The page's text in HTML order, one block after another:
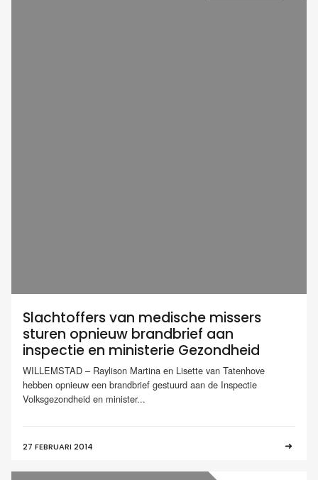
Slachtoffers van medische missers
sturen opnieuw brandbrief aan
inspectie en ministerie Gezondheid
WILLEMSTAD – Raylison Martina en Lisette van Tatenhove
hebben opnieuw een brandbrief gestuurd aan de Inspectie
Volksgezondheid en minister...
27 FEBRUARI 2014